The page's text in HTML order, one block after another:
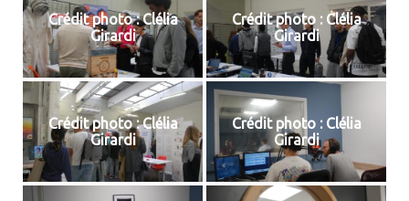
Crédit photo : Clélia
Girardi
Crédit photo : Clélia
Girardi
Crédit photo : Clélia
Girardi
Crédit photo : Clélia
Girardi